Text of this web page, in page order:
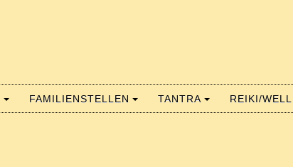
FAMILIENSTELLEN TANTRA REIKI/